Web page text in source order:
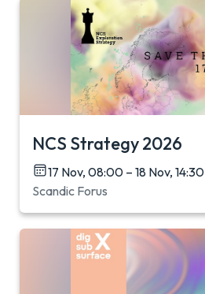
NCS Strategy 2026
17 Nov, 08:00 – 18 Nov, 14:30
Scandic Forus